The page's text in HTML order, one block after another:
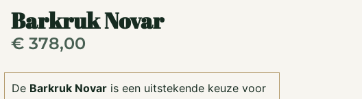
Barkruk Novar
€378,00
De Barkruk Novaris een uitstekende keuze voor